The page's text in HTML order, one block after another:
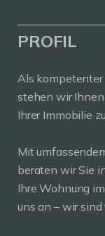
PROFIL
Als kompetenter
stehen wir Ihnen
Ihrer Immobilie
Mit
beraten wir Sie
Ihre Wohnung
uns an – wir sind